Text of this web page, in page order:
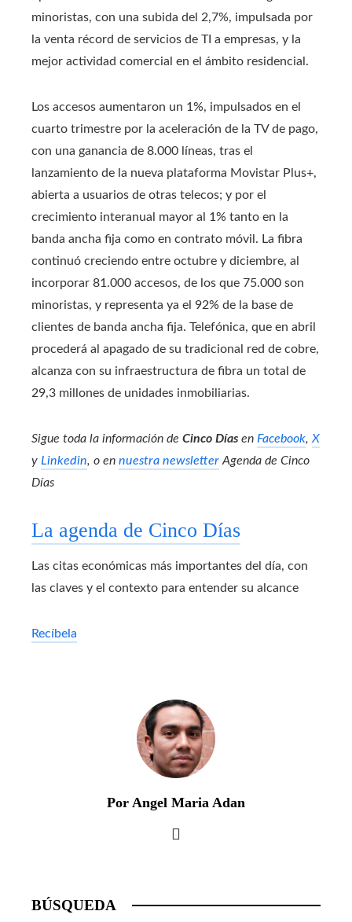
minoristas, con una subida del 2,7%, impulsada por
la venta récord de servicios de TI a empresas, y la
mejor actividad comercial en el ámbito residencial.
Los accesos aumentaron un 1%, impulsados en el
cuarto trimestre por la aceleración de la TV de pago,
con una ganancia de 8.000 líneas, tras el
lanzamiento de la nueva plataforma Movistar Plus+,
abierta a usuarios de otras telecos; y por el
crecimiento interanual mayor al 1% tanto en la
banda ancha fija como en contrato móvil. La fibra
continuó creciendo entre octubre y diciembre, al
incorporar 81.000 accesos, de los que 75.000 son
minoristas, y representa ya el 92% de la base de
clientes de banda ancha fija. Telefónica, que en abril
procederá al apagado de su tradicional red de cobre,
alcanza con su infraestructura de fibra un total de
29,3 millones de unidades inmobiliarias.
Sigue toda la información de Cinco Días en Facebook, X
y Linkedin, o en nuestra newsletter Agenda de Cinco
Días
La agenda de Cinco Días
Las citas económicas más importantes del día, con
las claves y el contexto para entender su alcance
Recíbela
Por Angel Maria Adan
BÚSQUEDA